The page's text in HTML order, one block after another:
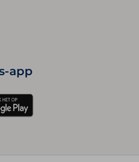
app